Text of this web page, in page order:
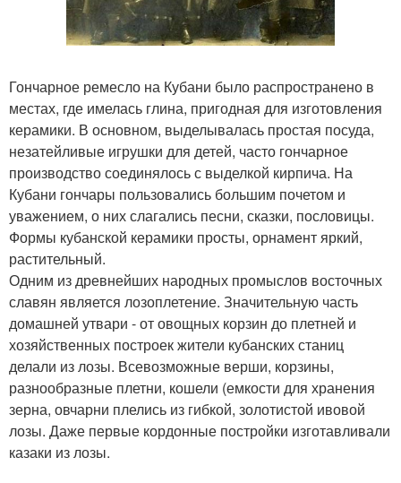
Гончарное ремесло на Кубани было распространено в
местах, где имелась глина, пригодная для изготовления
керамики. В основном, выделывалась простая посуда,
незатейливые игрушки для детей, часто гончарное
производство соединялось с выделкой кирпича. На
Кубани гончары пользовались большим почетом и
уважением, о них слагались песни, сказки, пословицы.
Формы кубанской керамики просты, орнамент яркий,
растительный.
Одним из древнейших народных промыслов восточных
славян является лозоплетение. Значительную часть
домашней утвари - от овощных корзин до плетней и
хозяйственных построек жители кубанских станиц
делали из лозы. Всевозможные верши, корзины,
разнообразные плетни, кошели (емкости для хранения
зерна, овчарни плелись из гибкой, золотистой ивовой
лозы. Даже первые кордонные постройки изготавливали
казаки из лозы.